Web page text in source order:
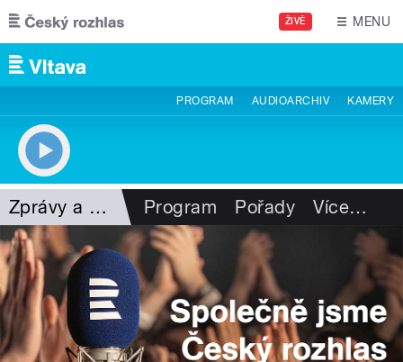
Přejít k hlavnímu obsahu
ŽIVĚ MENU
PROGRAM AUDIOARCHIV KAMERY
Zprávy a publicistika Program Pořady Více…